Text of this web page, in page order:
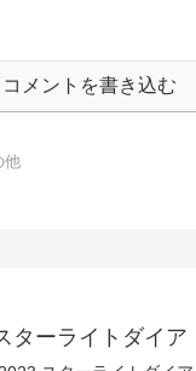
コメントを書き込む
他
ターライトダイア